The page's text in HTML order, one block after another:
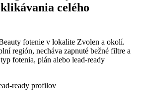
celého
fotenie v lokalite Zvolen a okolí.
región, necháva zapnuté bežné filtre a
fotenia, plán alebo lead-ready
ready profilov